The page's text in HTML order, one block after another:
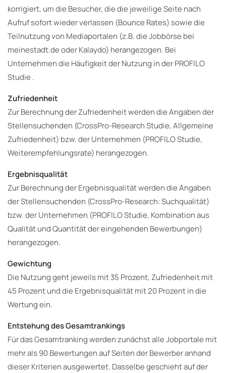
korrigiert, um die Besucher, die die jeweilige Seite nach
Aufruf sofort wieder verlassen (Bounce Rates) sowie die
Teilnutzung von Mediaportalen (z.B. die Jobbörse bei
meinestadt.de oder Kalaydo) herangezogen. Bei
Unternehmen die Häufigkeit der Nutzung in der PROFILO
Studie .
Zufriedenheit
Zur Berechnung der Zufriedenheit werden die Angaben der
Stellensuchenden (CrossPro-Research Studie, Allgemeine
Zufriedenheit) bzw. der Unternehmen (PROFILO Studie,
Weiterempfehlungsrate) herangezogen.
Ergebnisqualität
Zur Berechnung der Ergebnisqualität werden die Angaben
der Stellensuchenden (CrossPro-Research: Suchqualität)
bzw. der Unternehmen (PROFILO Studie, Kombination aus
Qualität und Quantität der eingehenden Bewerbungen)
herangezogen.
Gewichtung
Die Nutzung geht jeweils mit 35 Prozent, Zufriedenheit mit
45 Prozent und die Ergebnisqualität mit 20 Prozent in die
Wertung ein.
Entstehung des Gesamtrankings
Für das Gesamtranking werden zunächst alle Jobportale mit
mehr als 90 Bewertungen auf Seiten der Bewerber anhand
dieser Kriterien ausgewertet. Dasselbe geschieht auf der